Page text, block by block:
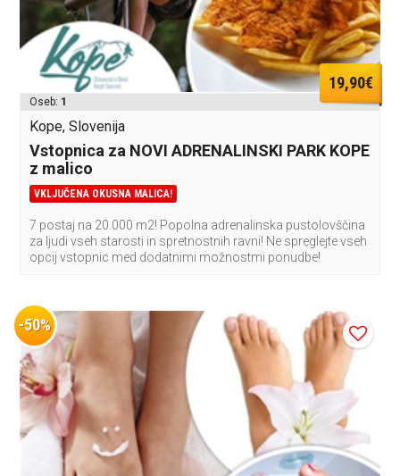
19,90€
Oseb: 1
Kope, Slovenija
Vstopnica za NOVI ADRENALINSKI PARK KOPE
z malico
VKLJUČENA OKUSNA MALICA!
7 postaj na 20.000 m2! Popolna adrenalinska pustolovščina
za ljudi vseh starosti in spretnostnih ravni! Ne spreglejte vseh
opcij vstopnic med dodatnimi možnostmi ponudbe!
-50%